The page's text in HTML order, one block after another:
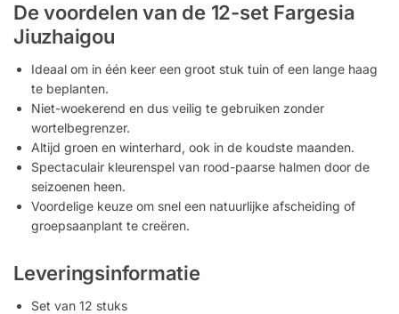
De voordelen van de 12-set Fargesia
Jiuzhaigou
Ideaal om in één keer een groot stuk tuin of een lange haag
te beplanten.
Niet-woekerend en dus veilig te gebruiken zonder
wortelbegrenzer.
Altijd groen en winterhard, ook in de koudste maanden.
Spectaculair kleurenspel van rood-paarse halmen door de
seizoenen heen.
Voordelige keuze om snel een natuurlijke afscheiding of
groepsaanplant te creëren.
Leveringsinformatie
Set van 12 stuks